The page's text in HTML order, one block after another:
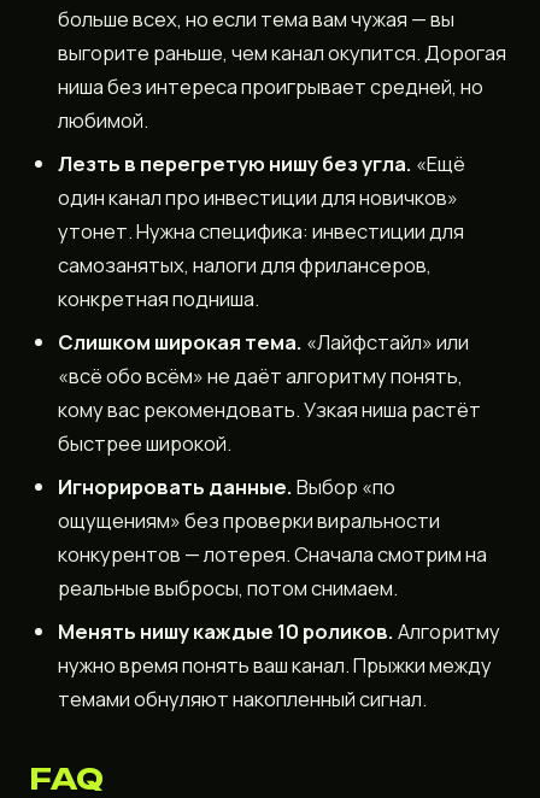
больше всех, но если тема вам чужая — вы
выгорите раньше, чем канал окупится. Дорогая
ниша без интереса проигрывает средней, но
любимой.
Лезть в перегретую нишу без угла. «Ещё
один канал про инвестиции для новичков»
утонет. Нужна специфика: инвестиции для
самозанятых, налоги для фрилансеров,
конкретная подниша.
Слишком широкая тема. «Лайфстайл» или
«всё обо всём» не даёт алгоритму понять,
кому вас рекомендовать. Узкая ниша растёт
быстрее широкой.
Игнорировать данные.Выбор «по
ощущениям» без проверки виральности
конкурентов — лотерея. Сначала смотрим на
реальные выбросы, потом снимаем.
Менять нишу каждые 10 роликов.Алгоритму
нужно время понять ваш канал. Прыжки между
темами обнуляют накопленный сигнал.
FAQ